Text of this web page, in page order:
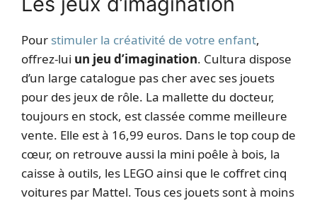
Pour stimuler la créativité de votre enfant,
offrez-lui un jeu d’imagination. Cultura dispose
d’un large catalogue pas cher avec ses jouets
pour des jeux de rôle. La mallette du docteur,
toujours en stock, est classée comme meilleure
vente. Elle est à 16,99 euros. Dans le top coup de
cœur, on retrouve aussi la mini poêle à bois, la
caisse à outils, les LEGO ainsi que le coffret cinq
voitures par Mattel. Tous ces jouets sont à moins